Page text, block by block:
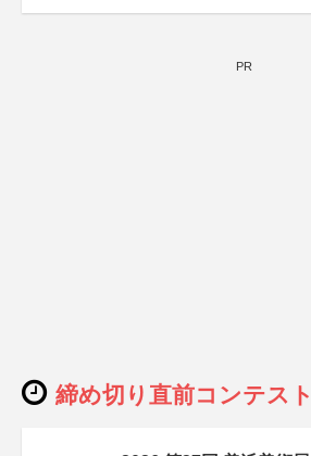
PR
締め切り直前コンテスト